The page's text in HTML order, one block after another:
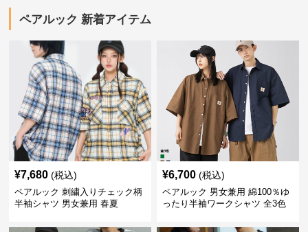
ペアルック 新着アイテム
¥7,680 (税込)
ペアルック 刺繍入りチェック柄
半袖シャツ 男女兼用 春夏
¥6,700 (税込)
ペアルック 男女兼用 綿100％ゆ
ったり半袖ワークシャツ 全3色